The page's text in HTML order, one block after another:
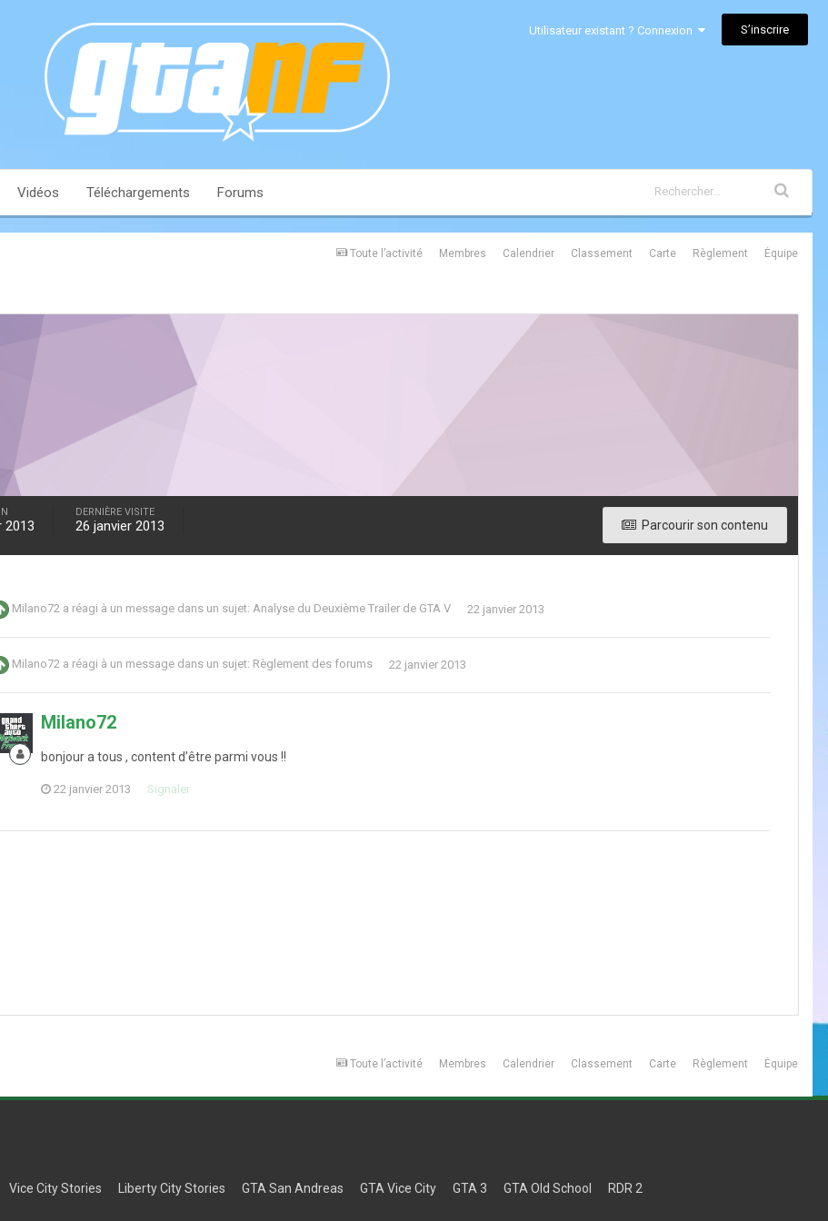
Utilisateur existant ? Connexion S’inscrire
Vidéos Téléchargements Forums
Toute l’activité Membres Calendrier Classement Carte Règlement Équipe
Parcourir son contenu
2013
DERNIÈRE VISITE
26 janvier 2013
Milano72 a réagi à un message dans un sujet: Analyse du Deuxième Trailer de GTA V 22 janvier 2013
Milano72 a réagi à un message dans un sujet: Règlement des forums 22 janvier 2013
Milano72
bonjour a tous , content d’être parmi vous !!
22 janvier 2013 Signaler
Toute l’activité Membres Calendrier Classement Carte Règlement Équipe
Vice City Stories Liberty City Stories GTA San Andreas GTA Vice City GTA 3 GTA Old School RDR 2